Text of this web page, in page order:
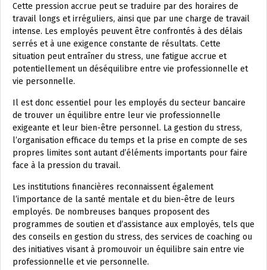
Cette pression accrue peut se traduire par des horaires de
travail longs et irréguliers, ainsi que par une charge de travail
intense. Les employés peuvent être confrontés à des délais
serrés et à une exigence constante de résultats. Cette
situation peut entraîner du stress, une fatigue accrue et
potentiellement un déséquilibre entre vie professionnelle et
vie personnelle.
Il est donc essentiel pour les employés du secteur bancaire
de trouver un équilibre entre leur vie professionnelle
exigeante et leur bien-être personnel. La gestion du stress,
l’organisation efficace du temps et la prise en compte de ses
propres limites sont autant d’éléments importants pour faire
face à la pression du travail.
Les institutions financières reconnaissent également
l’importance de la santé mentale et du bien-être de leurs
employés. De nombreuses banques proposent des
programmes de soutien et d’assistance aux employés, tels que
des conseils en gestion du stress, des services de coaching ou
des initiatives visant à promouvoir un équilibre sain entre vie
professionnelle et vie personnelle.